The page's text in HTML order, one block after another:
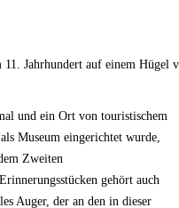
Jahrhundert auf einem Hügel
und ein Ort von touristischem
Museum eingerichtet wurde,
Zweiten
gehört auch
Auger, der an den in dieser